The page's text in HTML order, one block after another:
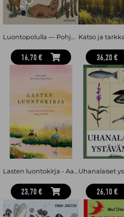
Pikku Myyn Ötökkäkirjastasanottua:
riippumatta siitä, oletko ötökkäintoilija
kirjan lukemisen jälkeen
@ötökkäakatemia
Anni Pöyhtäri on kuvittaja ja
kasviosta
(WSOY, 2019).
Tove Jansson(1914–2001) oli kirjailija,
rakastettujen Muumi-hahmojen
Luontopolulla — Pohjolan eläimet
16,70 € 36,20 €
Lasten luontokirja - Aarteita Suomen luonnosta koko perheelle
23,70 € 26,10 €